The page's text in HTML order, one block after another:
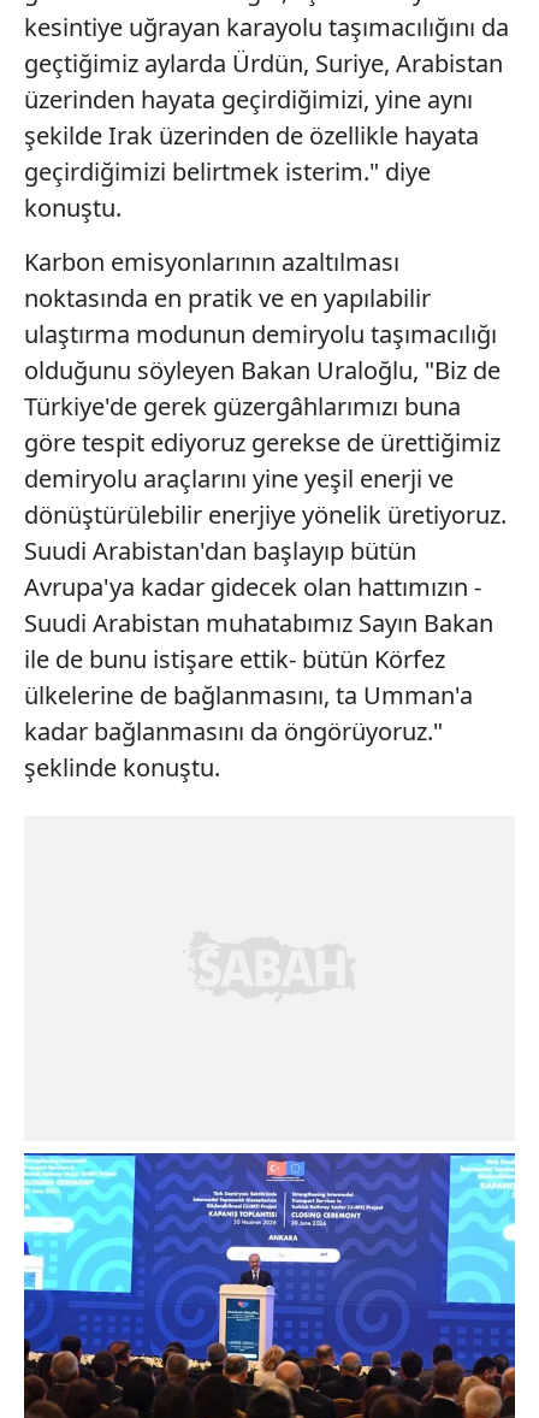
kesintiye uğrayan karayolu taşımacılığını da
geçtiğimiz aylarda Ürdün, Suriye, Arabistan
üzerinden hayata geçirdiğimizi, yine aynı
şekilde Irak üzerinden de özellikle hayata
geçirdiğimizi belirtmek isterim." diye
konuştu.
Karbon emisyonlarının azaltılması
noktasında en pratik ve en yapılabilir
ulaştırma modunun demiryolu taşımacılığı
olduğunu söyleyen Bakan Uraloğlu, "Biz de
Türkiye'de gerek güzergâhlarımızı buna
göre tespit ediyoruz gerekse de ürettiğimiz
demiryolu araçlarını yine yeşil enerji ve
dönüştürülebilir enerjiye yönelik üretiyoruz.
Suudi Arabistan'dan başlayıp bütün
Avrupa'ya kadar gidecek olan hattımızın -
Suudi Arabistan muhatabımız Sayın Bakan
ile de bunu istişare ettik- bütün Körfez
ülkelerine de bağlanmasını, ta Umman'a
kadar bağlanmasını da öngörüyoruz."
şeklinde konuştu.